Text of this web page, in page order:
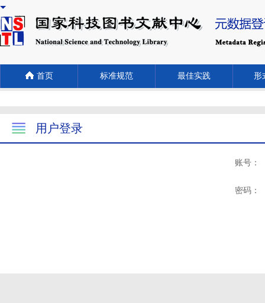
首页 标准规范 最佳实践 形
用户登录
账号：
密码：